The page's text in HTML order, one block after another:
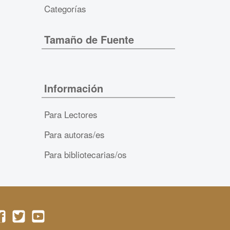
Categorías
Tamaño de Fuente
Información
Para Lectores
Para autoras/es
Para bibliotecarias/os